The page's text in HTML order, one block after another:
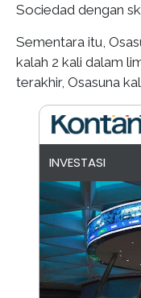
Sociedad dengan
Sementara itu,
kalah 2 kali dalam
terakhir, Osasuna
INVESTASI